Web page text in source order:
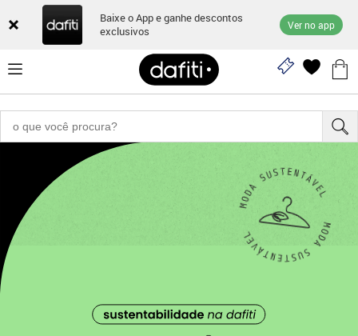
Baixe o App e ganhe descontos
exclusivos
Ver no app